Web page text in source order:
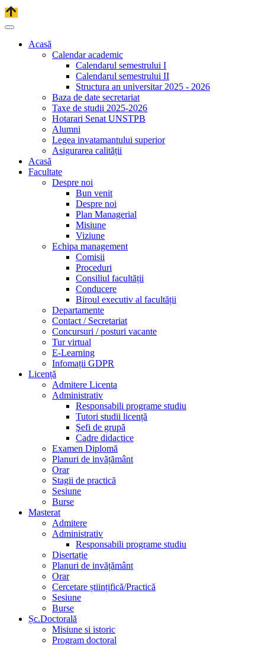
Acasă
Calendar academic
Calendarul semestrului I
Calendarul semestrului II
Structura an universitar 2025 - 2026
Baza de date secretariat
Taxe de studii 2025-2026
Hotarari Senat UNSTPB
Alumni
Legea invatamantului superior
Asigurarea calității
Acasă
Facultate
Despre noi
Bun venit
Despre noi
Plan Managerial
Misiune
Viziune
Echipa management
Comisii
Proceduri
Consiliul facultății
Conducere
Biroul executiv al facultății
Departamente
Contact / Secretariat
Concursuri / posturi vacante
Tur virtual
E-Learning
Infomații GDPR
Licență
Admitere Licenta
Administrativ
Responsabili programe studiu
Tutori studii licență
Şefi de grupă
Cadre didactice
Examen Diplomă
Planuri de invățământ
Orar
Stagii de practică
Sesiune
Burse
Masterat
Admitere
Administrativ
Responsabili programe studiu
Disertație
Planuri de invățământ
Orar
Cercetare științifică/Practică
Sesiune
Burse
Șc.Doctorală
Misiune si istoric
Program doctoral